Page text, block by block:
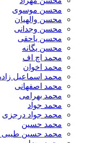
محسن موسوی
محسن والهیان
محسن وجدانی
محسن یاحقی
محسن یگانه
محمد اچ اف
محمد اخوان
محمد اسماعیل زاده
محمد اصفهانی
محمد بهرامی
محمد جواد
محمد جواد درجزی
محمد حسین
محمد حسین طیبی نیا